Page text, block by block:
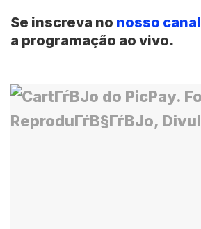
Se inscreva no nosso canal
a programação ao vivo.